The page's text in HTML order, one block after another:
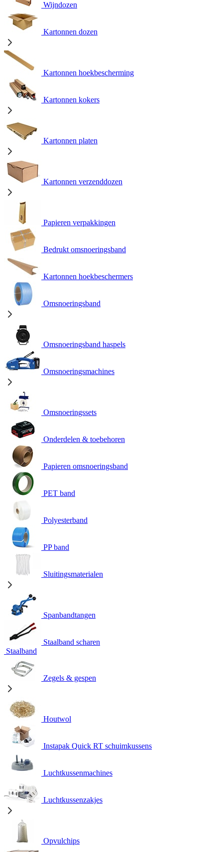
Wijndozen
Kartonnen dozen
Kartonnen hoekbescherming
Kartonnen kokers
Kartonnen platen
Kartonnen verzenddozen
Papieren verpakkingen
Bedrukt omsnoeringsband
Kartonnen hoekbeschermers
Omsnoeringsband
Omsnoeringsband haspels
Omsnoeringsmachines
Omsnoeringssets
Onderdelen & toebehoren
Papieren omsnoeringsband
PET band
Polyesterband
PP band
Sluitingsmaterialen
Spanbandtangen
Staalband scharen
Staalband
Zegels & gespen
Houtwol
Instapak Quick RT schuimkussens
Luchtkussenmachines
Luchtkussenzakjes
Opvulchips